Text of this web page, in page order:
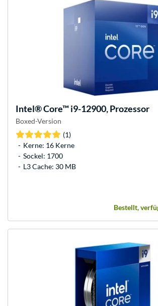
Intel®Core™ i9-12900, Prozessor
Boxed-Version
(1)
Kerne: 16 Kerne
Sockel: 1700
L3 Cache: 30 MB
Bestellt,